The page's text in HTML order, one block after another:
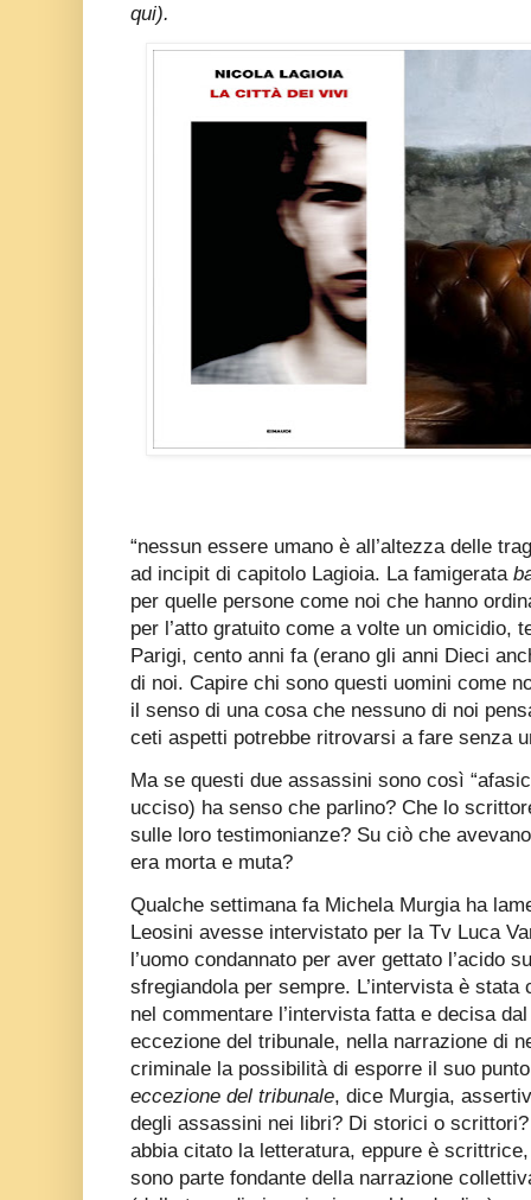
qui).
“nessun essere umano è all’altezza delle
ad incipit di capitolo Lagioia. La famigerata
per quelle persone come noi che hanno
per l’atto gratuito come a volte un omicidio,
Parigi, cento anni fa (erano gli anni Dieci
di noi. Capire chi sono questi uomini come
il senso di una cosa che nessuno di noi
ceti aspetti potrebbe ritrovarsi a fare senza
Ma se questi due assassini sono così
ucciso) ha senso che parlino? Che lo
sulle loro testimonianze? Su ciò che
era morta e muta?
Qualche settimana fa Michela Murgia ha
Leosini avesse intervistato per la Tv Luca
l’uomo condannato per aver gettato l’acido
sfregiandola per sempre. L’intervista è
nel commentare l’intervista fatta e decisa
eccezione del tribunale, nella narrazione di
criminale la possibilità di esporre il suo
eccezione del tribunale, dice Murgia,
degli assassini nei libri? Di storici o
abbia citato la letteratura, eppure è
sono parte fondante della narrazione